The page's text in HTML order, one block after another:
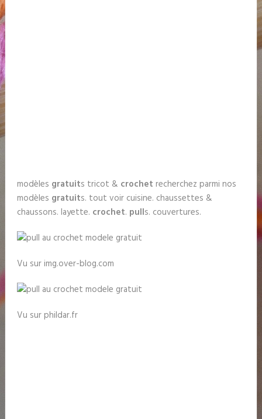
modèles gratuits tricot & crochet recherchez parmi nos
modèles gratuits. tout voir cuisine. chaussettes &
chaussons. layette. crochet. pulls. couvertures.
Vu sur img.over-blog.com
Vu sur phildar.fr